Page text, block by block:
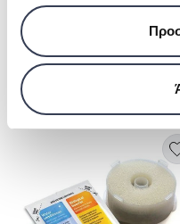
Haquoss amazon subtrate - 2-
€ 17.50